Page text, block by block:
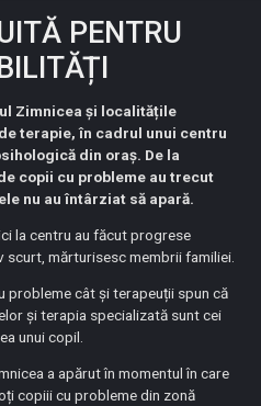
PENTRU
Zimnicea și localitățile
terapie, în cadrul unui centru
din oraș. De la
copii cu probleme au trecut
nu au întârziat să apară.
la centru au făcut progrese
mărturisesc membrii familiei.
probleme cât și terapeuții spun că
și terapia specializată sunt cei
unui copil.
a apărut în momentul în care
copiii cu probleme din zonă